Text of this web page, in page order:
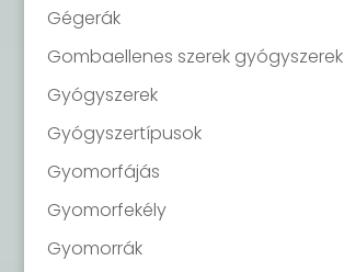
Gégerák
Gombaellenes szerek gyógyszerek
Gyógyszerek
Gyógyszertípusok
Gyomorfájás
Gyomorfekély
Gyomorrák